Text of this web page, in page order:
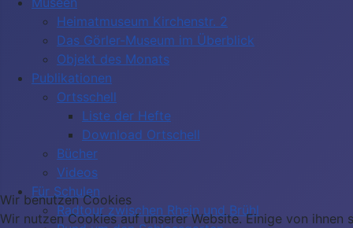
Heimatmuseum Kirchenstr. 2
Das Görler-Museum im Überblick
Objekt des Monats
Publikationen
Ortsschell
Liste der Hefte
Download Ortschell
Bücher
Videos
Für Schulen
Radtour zwischen Rhein und Brühl
Wir benutzen Cookies
Wir nutzen Cookies auf unserer Website. Einige von ihnen